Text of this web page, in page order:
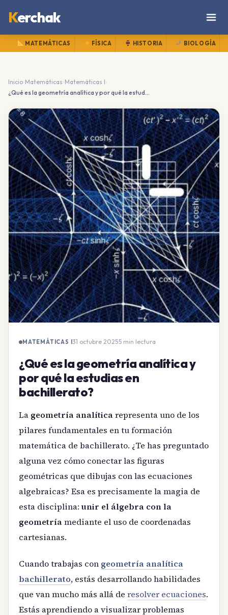
Kerchak
MATEMÁTICAS FÍSICA HISTORIA BIOLOGÍA
Inicio›Matemáticas ›Matemáticas I ›
¿Qué es la geometría analítica y por qué la estudias en bachillerato?
MATEMÁTICAS I31 octubre 2025·5 min lectura
¿Qué es la geometría analítica y
por qué la estudias en
bachillerato?
La geometría analíticarepresenta uno de los
pilares fundamentales en tu formación
matemática de bachillerato. ¿Te has preguntado
alguna vez cómo conectar las figuras
geométricas que dibujas con las ecuaciones
algebraicas? Esa es precisamente la magia de
esta disciplina:unir el álgebra con la
geometríamediante el uso de coordenadas
cartesianas.
Cuando trabajas con geometría analítica
bachillerato, estás desarrollando habilidades
que van mucho más allá de resolver ecuaciones.
Estás aprendiendo a visualizar problemas